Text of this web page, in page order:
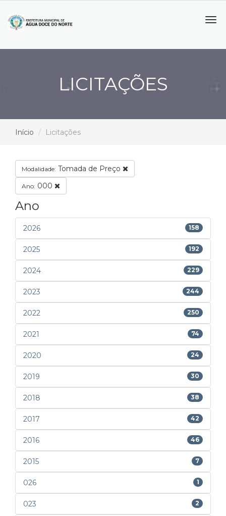
LICITAÇÕES
Início Licitações
Modalidade: Tomada de Preço
Ano: 000
Ano
2026 158
2025 192
2024 229
2023 244
2022 250
2021 74
2020 24
2019 30
2018 38
2017 42
2016 46
2015 7
026 1
023 2